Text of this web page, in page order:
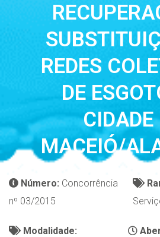
REDES
DE
CIDADE
MACEIÓ/
Número: Concorrência
nº 03/2015
Modalidade: